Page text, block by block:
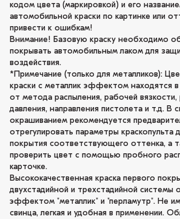
кодом цвета (маркировкой) и его
автомобильной краски по картинке или
привести к ошибкам!
Внимание! Базовую краску необходимо
покрывать автомобильным лаком для
воздействия.
*Примечание (только для металликов):
краски с металлик эффектом находятся
от метода распыления, рабочей
давления, направления пистолета и т.д. В
окрашиванием рекомендуется
отрегулировать параметры краскопульта
покрытия соответствующего оттенка, а
проверить цвет с помощью пробного
карточке.
Высококачественная краска первого
двухстадийной и трехстадийной системы
эффектом "металлик" и "перламутр". Не
свинца, легкая и удобная в применении.